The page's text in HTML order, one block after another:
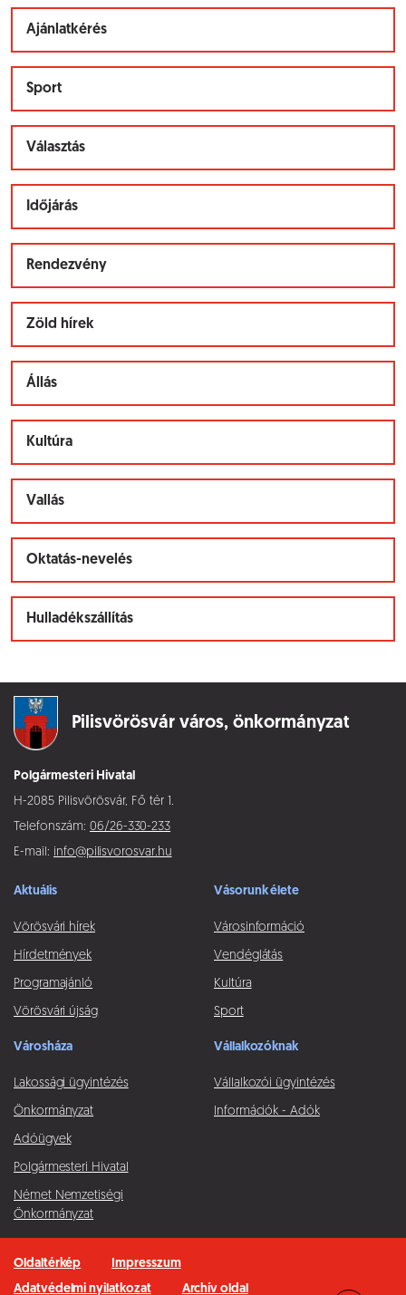
Ajánlatkérés
Sport
Választás
Időjárás
Rendezvény
Zöld hírek
Állás
Kultúra
Vallás
Oktatás-nevelés
Hulladékszállítás
Pilisvörösvár város, önkormányzat
Polgármesteri Hivatal
H-2085 Pilisvörösvár, Fő tér 1.
Telefonszám: 06/26-330-233
E-mail: info@pilisvorosvar.hu
Aktuális
Vörösvári hírek
Hírdetmények
Programajánló
Vörösvári újság
Vásorunk élete
Városinformáció
Vendéglátás
Kultúra
Sport
Városháza
Lakossági ügyintézés
Önkormányzat
Adóügyek
Polgármesteri Hivatal
Német Nemzetiségi
Önkormányzat
Vállalkozóknak
Vállalkozói ügyintézés
Információk - Adók
Oldaltérkép
Impresszum
Adatvédelmi nyilatkozat
Archív oldal